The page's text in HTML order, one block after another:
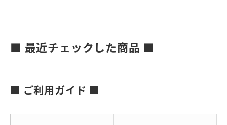
■ 最近チェックした商品 ■
■ ご利用ガイド ■